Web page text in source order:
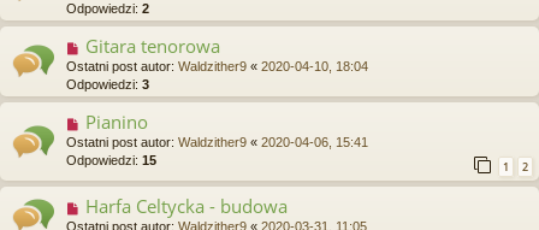
Odpowiedzi: 2
Gitara tenorowa
Ostatni post autor: Waldzither9 « 2020-04-10, 18:04
Odpowiedzi: 3
Pianino
Ostatni post autor: Waldzither9 « 2020-04-06, 15:41
Odpowiedzi: 15 1 2
Harfa Celtycka - budowa
Ostatni post autor: Waldzither9 « 2020-03-31, 11:05